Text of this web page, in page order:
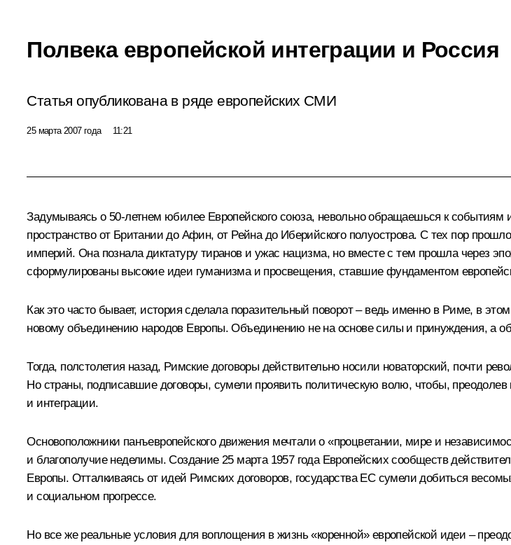
Полвека европейской интеграции и Россия
Статья опубликована в ряде европейских СМИ
25 марта 2007 года 11:21
Задумываясь о 50-летнем юбилее Европейского союза, невольно обращаешься к событиям
пространство от Британии до Афин, от Рейна до Иберийского полуострова. С тех пор
империй. Она познала диктатуру тиранов и ужас нацизма, но вместе с тем прошла через
сформулированы высокие идеи гуманизма и просвещения, ставшие фундаментом
Как это часто бывает, история сделала поразительный поворот – ведь именно в Риме, в
новому объединению народов Европы. Объединению не на основе силы и принуждения, а
Тогда, полстолетия назад, Римские договоры действительно носили новаторский, почти
Но страны, подписавшие договоры, сумели проявить политическую волю, чтобы, преодолев
и интеграции.
Основоположники панъевропейского движения мечтали о «процветании, мире и
и благополучие неделимы. Создание 25 марта 1957 года Европейских сообществ
Европы. Отталкиваясь от идей Римских договоров, государства ЕС сумели добиться
и социальном прогрессе.
Но все же реальные условия для воплощения в жизнь «коренной» европейской идеи –